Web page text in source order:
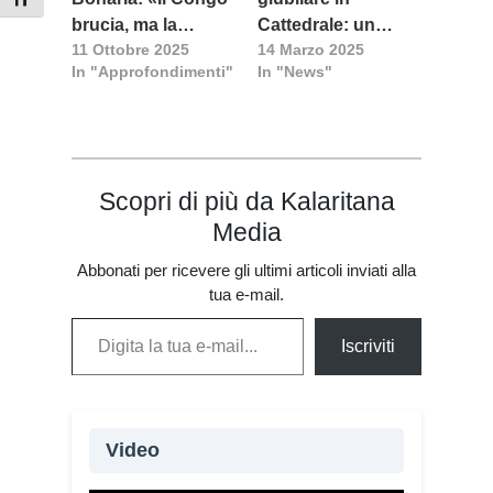
brucia, ma la
speranza resiste»
11 Ottobre 2025
In "Approfondimenti"
Cattedrale: un
evento di fede e
speranza
14 Marzo 2025
In "News"
Scopri di più da Kalaritana
Media
Abbonati per ricevere gli ultimi articoli inviati alla
tua e-mail.
Digita la tua e-mail...
Iscriviti
Video